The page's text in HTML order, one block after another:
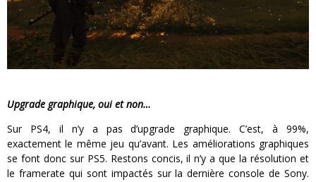
Upgrade graphique, oui et non…
Sur PS4, il n’y a pas d’upgrade graphique. C’est, à 99%,
exactement le même jeu qu’avant. Les améliorations graphiques
se font donc sur PS5. Restons concis, il n’y a que la résolution et
le framerate qui sont impactés sur la dernière console de Sony.